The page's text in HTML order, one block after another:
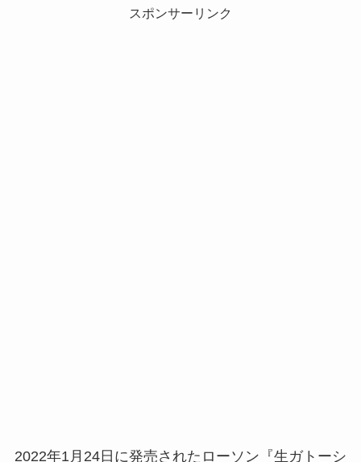
スポンサーリンク
2022年1月24日に発売されたローソン『生ガトーシ